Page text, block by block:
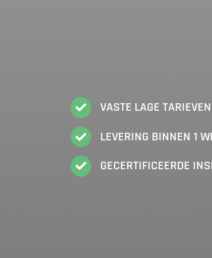
VASTE LAGE TARIEVEN
LEVERING BINNEN 1
GECERTIFICEERDE